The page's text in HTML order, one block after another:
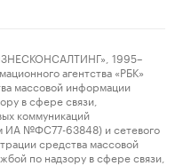
1995–
агентства «РБК»
массовой информации
в сфере связи,
коммуникаций
ИА №ФС77-63848) и сетевого
средства массовой
по надзору в сфере связи,